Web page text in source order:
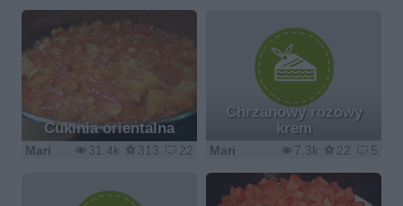
Cukinia orientalna
31.4k 313 22
Mari
Chrzanowy rozowy
krem
7.3k 22 5
Mari